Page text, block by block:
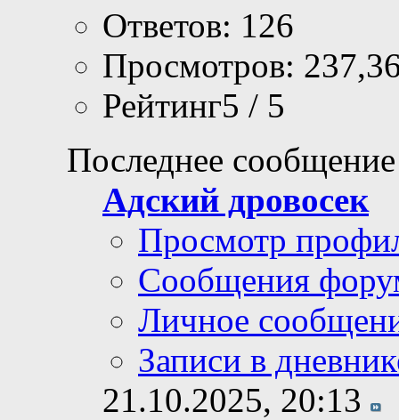
Ответов: 126
Просмотров:
Рейтинг5 / 5
Последнее
Адский дровосек
Просмотр
Сообщения
Личное
Записи в
21.10.2025, 20:13